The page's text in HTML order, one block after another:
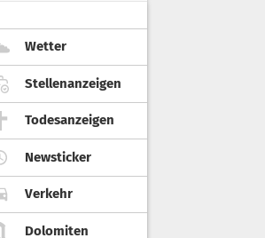
Wetter
Stellenanzeigen
Todesanzeigen
Newsticker
Verkehr
Dolomiten